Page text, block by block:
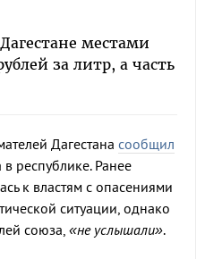
местами
за литр, а часть
Дагестана сообщил
республике. Ранее
к властям с опасениями
ситуации, однако
союза, «не услышали».